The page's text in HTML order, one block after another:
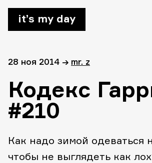
it’s my day
28 ноя 2014 → mr. z
Кодекс
#210
Как надо зимой одеваться
чтобы не выглядеть как